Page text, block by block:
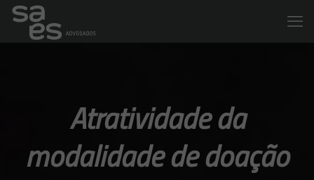
Atratividade da
modalidade de doação